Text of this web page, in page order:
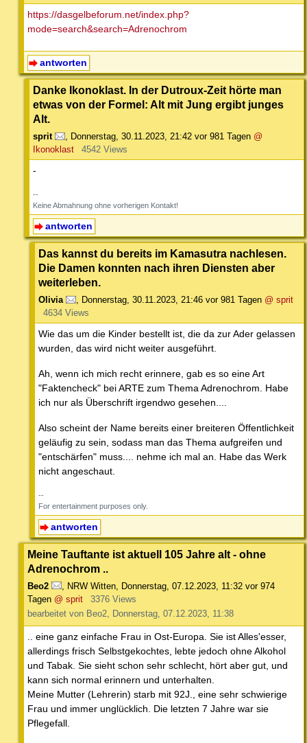
https://dasgelbeforum.net/index.php?
mode=search&search=Adrenochrom
antworten
Danke Ikonoklast. In der Dutroux-Zeit hörte man
etwas von der Formel: Alt mit Jung ergibt junges
Alt.
sprit , Donnerstag, 30.11.2023, 21:42 vor 981 Tagen @
Ikonoklast
4542 Views
-
--
Keine Abmahnung ohne vorherigen Kontakt!
antworten
Das kannst du bereits im Kamasutra nachlesen.
Die Damen konnten nach ihren Diensten aber
weiterleben.
Olivia Donnerstag, 30.11.2023, 21:46 vor 981 Tagen @ sprit
4634 Views
Wie das um die Kinder bestellt ist, die da zur Ader gelassen
wurden, das wird nicht weiter ausgeführt.
Ah, wenn ich mich recht erinnere, gab es so eine Art
"Faktencheck" bei ARTE zum Thema Adrenochrom. Habe
ich nur als Überschrift irgendwo gesehen....
Also scheint der Name bereits einer breiteren Öffentlichkeit
geläufig zu sein, sodass man das Thema aufgreifen und
"entschärfen" muss.... nehme ich mal an. Habe das Werk
nicht angeschaut.
--
For entertainment purposes only.
antworten
Meine Tauftante ist aktuell 105 Jahre alt - ohne
Adrenochrom ..
Beo2 NRW Witten Donnerstag, 07.12.2023, 11:32 vor 974
Tagen @ sprit
3376 Views
bearbeitet von Beo2, Donnerstag, 07.12.2023, 11:38
.. eine ganz einfache Frau in Ost-Europa. Sie ist Alles'esser,
allerdings frisch Selbstgekochtes, lebte jedoch ohne Alkohol
und Tabak. Sie sieht schon sehr schlecht, hört aber gut, und
kann sich normal erinnern und unterhalten.
Meine Mutter (Lehrerin) starb mit 92J., eine sehr schwierige
Frau und immer unglücklich. Die letzten 7 Jahre war sie
Pflegefall.